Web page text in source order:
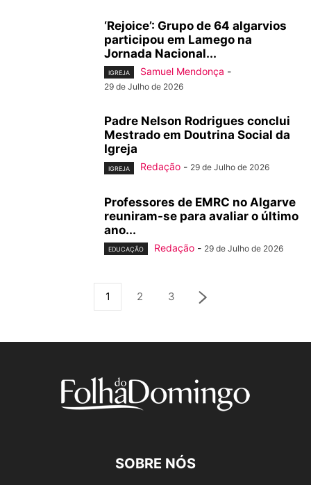
‘Rejoice’: Grupo de 64 algarvios
participou em Lamego na
Jornada Nacional...
IGREJA Samuel Mendonça -
29 de Julho de 2026
Padre Nelson Rodrigues conclui
Mestrado em Doutrina Social da
Igreja
IGREJA Redação - 29 de Julho de 2026
Professores de EMRC no Algarve
reuniram-se para avaliar o último
ano...
EDUCAÇÃO Redação - 29 de Julho de 2026
1 2 3
SOBRE NÓS